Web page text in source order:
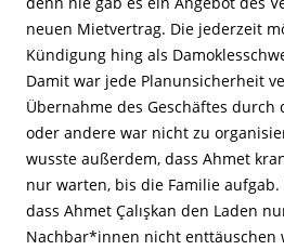
neuen Mietvertrag. Die jederzeit
Kündigung hing als
Damit war jede Planunsicherheit
Übernahme des Geschäftes durch
oder andere war nicht zu
wusste außerdem, dass Ahmet
nur warten, bis die Familie
dass Ahmet Çalışkan den Laden
Nachbar*innen nicht enttäuschen